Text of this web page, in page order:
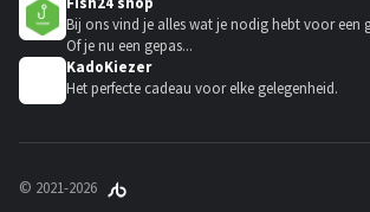
Bij ons vind je alles wat je nodig hebt voor een
Of je nu een gepas...
KadoKiezer
Het perfecte cadeau voor elke gelegenheid.
© 2021-2026